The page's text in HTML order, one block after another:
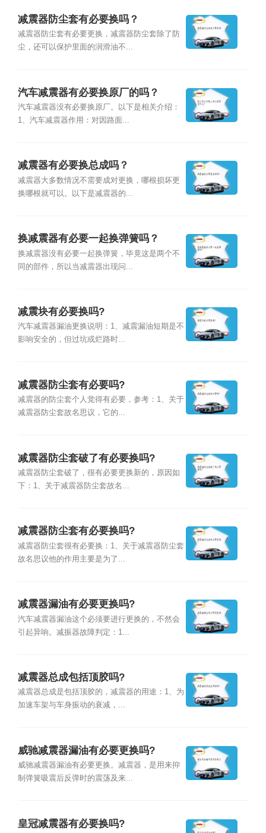
减震器防尘套有必要换吗？
减震器防尘套有必要更换，减震器防尘套除了防
尘，还可以保护里面的润滑油不...
汽车减震器有必要换原厂的吗？
汽车减震器没有必要换原厂。以下是相关介绍：
1、汽车减震器作用：对因路面...
减震器有必要换总成吗？
减震器大多数情况不需要成对更换，哪根损坏更
换哪根就可以。以下是减震器的...
换减震器有必要一起换弹簧吗？
换减震器没有必要一起换弹簧，毕竟这是两个不
同的部件，所以当减震器出现问...
减震块有必要换吗?
汽车减震器漏油更换说明：1、减震漏油短期是不
影响安全的，但过坑或烂路时...
减震器防尘套有必要吗?
减震器的防尘套个人觉得有必要，参考：1、关于
减震器防尘套故名思议，它的...
减震器防尘套破了有必要换吗?
减震器防尘套破了，很有必要更换新的，原因如
下：1、关于减震器防尘套故名...
减震器防尘套有必要换吗?
减震器防尘套很有必要换：1、关于减震器防尘套
故名思议他的作用主要是为了...
减震器漏油有必要更换吗?
汽车减震器漏油这个必须要进行更换的，不然会
引起异响。减振器故障判定：1...
减震器总成包括顶胶吗?
减震器总成是包括顶胶的，减震器的用途：1、为
加速车架与车身振动的衰减，...
威驰减震器漏油有必要更换吗?
威驰减震器漏油有必要更换。减震器，是用来抑
制弹簧吸震后反弹时的震荡及来...
皇冠减震器有必要换吗?